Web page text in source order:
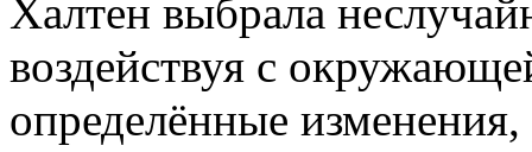
Халтен выбрала
воздействуя с
определённые